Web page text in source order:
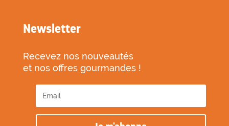
Newsletter
Recevez nos nouveautés
et nos offres gourmandes !